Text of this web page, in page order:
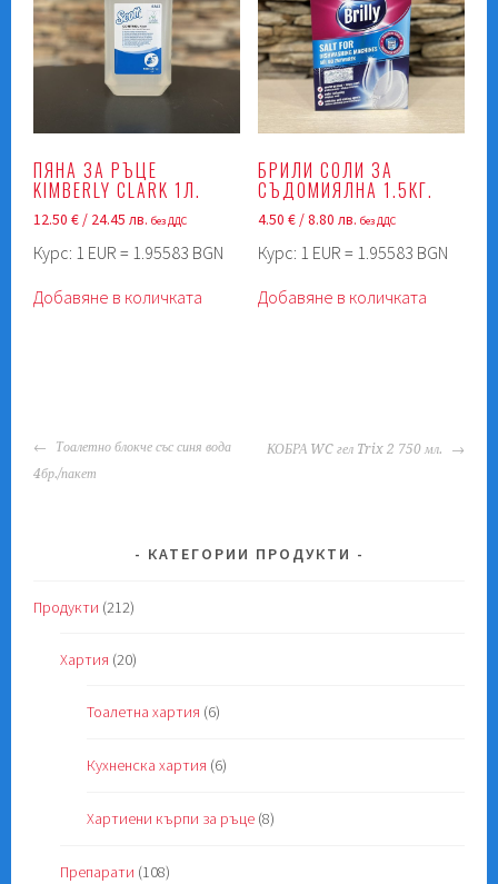
ПЯНА ЗА РЪЦЕ
KIMBERLY CLARK 1Л.
12.50€/ 24.45 лв.без ДДС
Курс: 1 EUR = 1.95583 BGN
Добавяне в количката
БРИЛИ СОЛИ ЗА
СЪДОМИЯЛНА 1.5КГ.
4.50 €/ 8.80 лв. без ДДС
Курс: 1 EUR = 1.95583 BGN
Добавяне в количката
POST
NAVIGATION
Тоалетно блокче със синя вода
4бр./пакет
КОБРА WC гел Trix 2 750 мл.
КАТЕГОРИИ ПРОДУКТИ
Продукти (212)
Хартия (20)
Тоалетна хартия (6)
Кухненска хартия (6)
Хартиени кърпи за ръце (8)
Препарати (108)